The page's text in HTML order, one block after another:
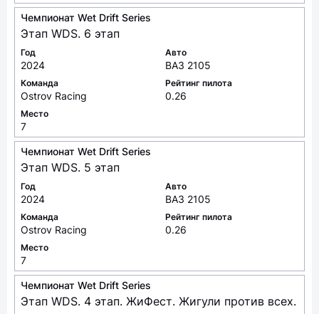
Чемпионат Wet Drift Series
Этап WDS. 6 этап
Год
2024
Авто
ВАЗ 2105
Команда
Ostrov Racing
Рейтинг пилота
0.26
Место
7
Чемпионат Wet Drift Series
Этап WDS. 5 этап
Год
2024
Авто
ВАЗ 2105
Команда
Ostrov Racing
Рейтинг пилота
0.26
Место
7
Чемпионат Wet Drift Series
Этап WDS. 4 этап. ЖиФест. Жигули против всех.